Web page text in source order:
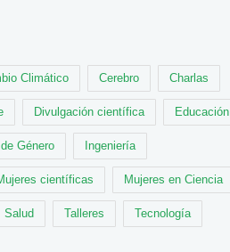
Climático Cerebro Charlas
Divulgación científica Educación
Género Ingeniería
científicas Mujeres en Ciencia
Salud Talleres Tecnología